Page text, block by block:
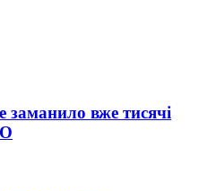
вже тисячі